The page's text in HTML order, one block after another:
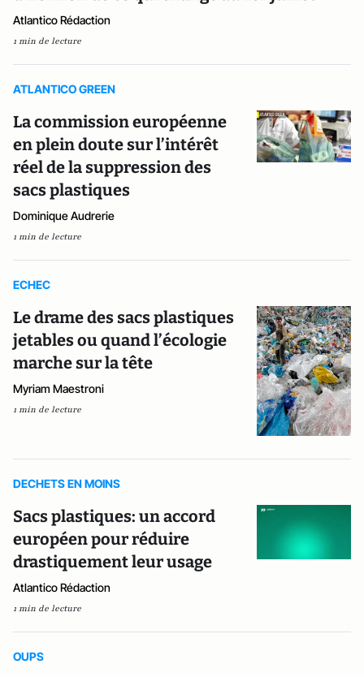
Atlantico Rédaction
1 min de lecture
ATLANTICO GREEN
La commission européenne
en plein doute sur l’intérêt
réel de la suppression des
sacs plastiques
Dominique Audrerie
1 min de lecture
ECHEC
Le drame des sacs plastiques
jetables ou quand l’écologie
marche sur la tête
Myriam Maestroni
1 min de lecture
DECHETS EN MOINS
Sacs plastiques: un accord
européen pour réduire
drastiquement leur usage
Atlantico Rédaction
1 min de lecture
OUPS